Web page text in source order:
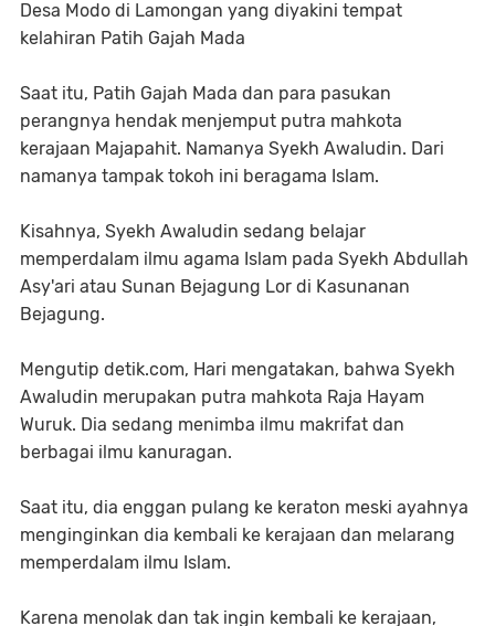
Desa Modo di Lamongan yang diyakini tempat
kelahiran Patih Gajah Mada
Saat itu, Patih Gajah Mada dan para pasukan
perangnya hendak menjemput putra mahkota
kerajaan Majapahit. Namanya Syekh Awaludin. Dari
namanya tampak tokoh ini beragama Islam.
Kisahnya, Syekh Awaludin sedang belajar
memperdalam ilmu agama Islam pada Syekh Abdullah
Asy'ari atau Sunan Bejagung Lor di Kasunanan
Bejagung.
Mengutip detik.com, Hari mengatakan, bahwa Syekh
Awaludin merupakan putra mahkota Raja Hayam
Wuruk. Dia sedang menimba ilmu makrifat dan
berbagai ilmu kanuragan.
Saat itu, dia enggan pulang ke keraton meski ayahnya
menginginkan dia kembali ke kerajaan dan melarang
memperdalam ilmu Islam.
Karena menolak dan tak ingin kembali ke kerajaan,